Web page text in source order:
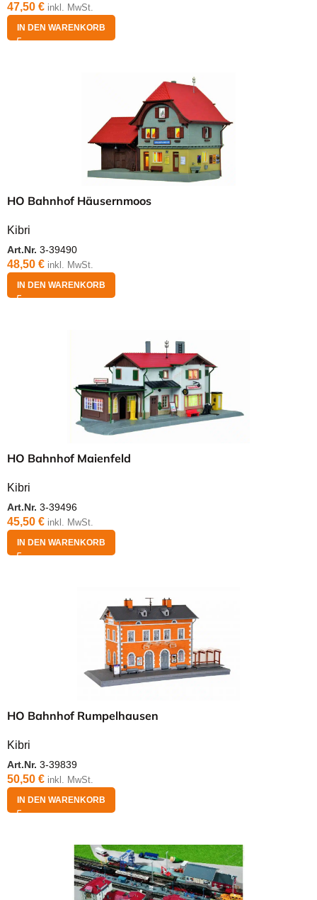
47,50 € inkl. MwSt.
IN DEN WARENKORB
HO Bahnhof Häusernmoos
Kibri
Art.Nr. 3-39490
48,50 € inkl. MwSt.
IN DEN WARENKORB
HO Bahnhof Maienfeld
Kibri
Art.Nr. 3-39496
45,50 € inkl. MwSt.
IN DEN WARENKORB
HO Bahnhof Rumpelhausen
Kibri
Art.Nr. 3-39839
50,50 € inkl. MwSt.
IN DEN WARENKORB